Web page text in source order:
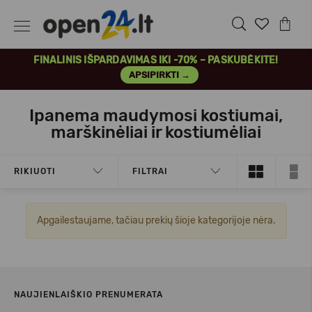
FINALINIS IŠPARDAVIMAS IKI -70% – PASKUBĖKITE!
APSIPIRKTI →
Ipanema maudymosi kostiumai,
marškinėliai ir kostiumėliai
RIKIUOTI FILTRAI
Apgailestaujame, tačiau prekių šioje kategorijoje nėra.
NAUJIENLAIŠKIO PRENUMERATA